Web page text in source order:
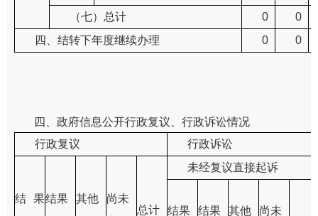
（七）总计
0
0
四、结转下年度继续办理
0 0
四、政府信息公开行政复议、行政诉讼情况
行政复议
行政诉讼
结果结果
其他
尚未
总计
未经复议直接起诉
结果
结果
其他
尚未